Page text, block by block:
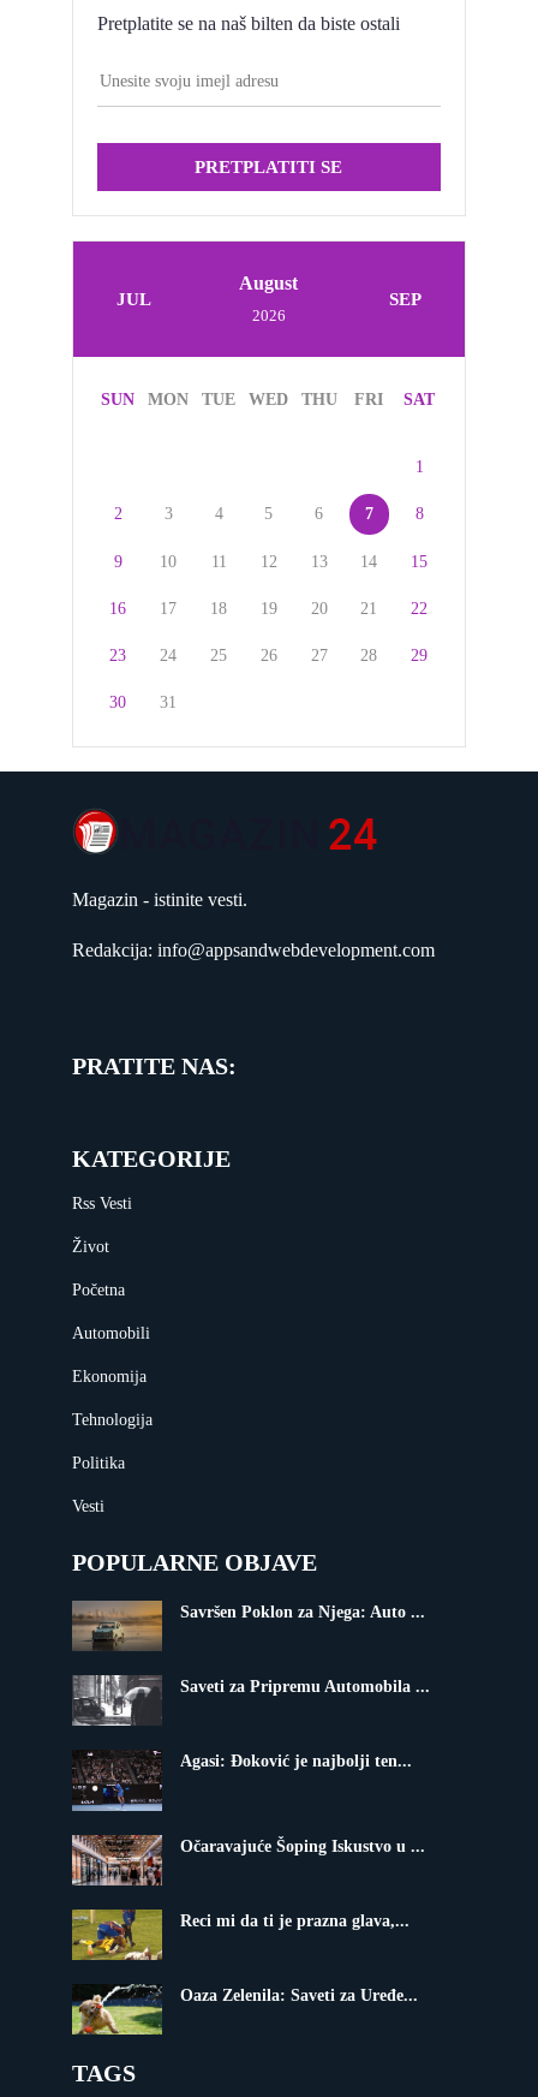
Pretplatite se na naš bilten da biste ostali
PRETPLATITI SE
JUL
August
2026
SEP
SUN MON TUE WED THU FRI SAT
1
2 3 4 5 6 7 8
9 10 11 12 13 14 15
16 17 18 19 20 21 22
23 24 25 26 27 28 29
30 31
Magazin - istinite vesti.
Redakcija: info@appsandwebdevelopment.com
PRATITE NAS:
KATEGORIJE
Rss Vesti
Život
Početna
Automobili
Ekonomija
Tehnologija
Politika
Vesti
POPULARNE OBJAVE
Savršen Poklon za Njega: Auto ...
Saveti za Pripremu Automobila ...
Agasi: Đoković je najbolji ten...
Očaravajuće Šoping Iskustvo u ...
Reci mi da ti je prazna glava,...
Oaza Zelenila: Saveti za Uređe...
TAGS